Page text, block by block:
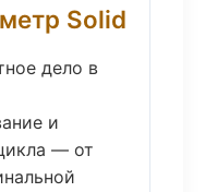
Solid
дело в
и
— от